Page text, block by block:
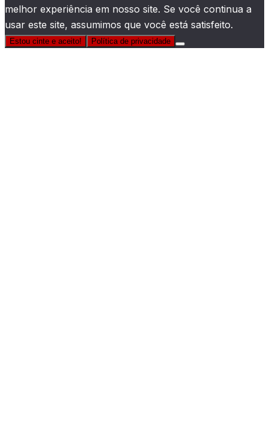
melhor experiência em nosso site. Se você continua a
usar este site, assumimos que você está satisfeito.
Estou cinte e aceito! Política de privacidade